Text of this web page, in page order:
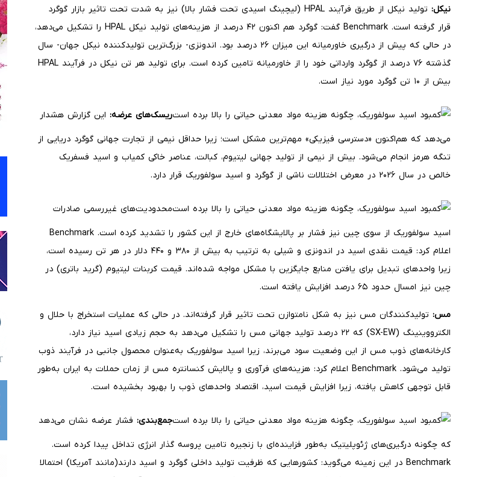
نیکل:
تولید نیکل از طریق فرآیند HPAL (لیچینگ اسیدی تحت فشار بالا) نیز به شدت تحت تاثیر بازار گوگرد
قرار گرفته است. Benchmark گفت: گوگرد هم اکنون ۴۲ درصد از هزینه‌های تولید نیکل HPAL را تشکیل می‌دهد،
در حالی که پیش از درگیری خاورمیانه این میزان ۲۶ درصد بود. اندونزی- بزرگ‌ترین تولیدکننده نیکل جهان- سال
گذشته ۷۶ درصد از گوگرد وارداتی خود را از خاورمیانه تامین کرده است. برای تولید هر تن نیکل در فرآیند HPAL
بیش از ۱۰ تن گوگرد مورد نیاز است.
ریسک‌های عرضه: این گزارش هشدار
می‌دهد که هم‌اکنون «دسترسی فیزیکی» مهم‌ترین مشکل است؛ زیرا حداقل نیمی از تجارت جهانی گوگرد دریایی از
تنگه هرمز انجام می‌شود. بیش از نیمی از تولید جهانی لیتیوم، کبالت، عناصر خاکی کمیاب و اسید فسفریک
خالص در سال ۲۰۲۶ در معرض اختلالات ناشی از گوگرد و اسید سولفوریک قرار دارد.
محدودیت‌های غیررسمی صادرات
اسید سولفوریک از سوی چین نیز فشار بر پالایشگاه‌های خارج از این کشور را تشدید کرده است. Benchmark
اعلام کرد: قیمت نقدی اسید در اندونزی و شیلی به ترتیب به بیش از ۳۸۰ و ۴۴۰ دلار در هر تن رسیده است،
زیرا واحدهای تبدیل برای یافتن منابع جایگزین با مشکل مواجه شده‌اند. قیمت کربنات لیتیوم (گرید باتری) در
چین نیز امسال حدود ۶۵ درصد افزایش یافته است.
مس: تولیدکنندگان مس نیز به شکل نامتوازن تحت تاثیر قرار گرفته‌اند. در حالی که عملیات استخراج با حلال و
الکترووینینگ (SX-EW) که ۲۲ درصد تولید جهانی مس را تشکیل می‌دهد به حجم زیادی اسید نیاز دارد،
کارخانه‌های ذوب مس از این وضعیت سود می‌برند، زیرا اسید سولفوریک به‌عنوان محصول جانبی در فرآیند ذوب
تولید می‌شود. Benchmark اعلام کرد: هزینه‌های فرآوری و پالایش کنسانتره مس از زمان حملات به ایران به‌طور
قابل توجهی کاهش یافته، زیرا افزایش قیمت اسید، اقتصاد واحدهای ذوب را بهبود بخشیده است.
جمع‌بندی: فشار عرضه نشان می‌دهد
که چگونه درگیری‌های ژئوپلیتیک به‌طور فزاینده‌ای با زنجیره تامین پروسه گذار انرژی تداخل پیدا کرده‌ است.
Benchmark در این زمینه می‌گوید: کشورهایی که ظرفیت تولید داخلی گوگرد و اسید دارند(مانند آمریکا) احتمالا